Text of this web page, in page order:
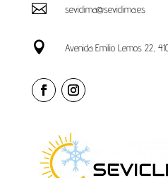
 seviclima@seviclima.es
 Avenida Emilio Lemos 22,